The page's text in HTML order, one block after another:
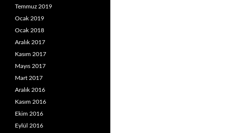
Temmuz 2019
Ocak 2019
Ocak 2018
Aralık 2017
Kasım 2017
Mayıs 2017
Mart 2017
Aralık 2016
Kasım 2016
Ekim 2016
Eylül 2016